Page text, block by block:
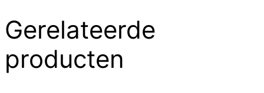
Gerelateerde
producten